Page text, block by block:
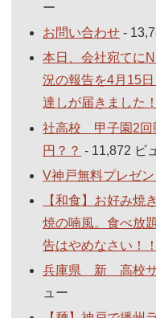
ー
お問い合わせ -
本日、会社宛てに
況の報告を4月15
達しが届きました！
社高校 甲子園2回
円？？ - 11,872 ビ
V神戸無料プレゼン
【和食】お好み焼
焼の喃風。食べ放
告はやめなさい！！
兵庫県 新 高校サ
ュー